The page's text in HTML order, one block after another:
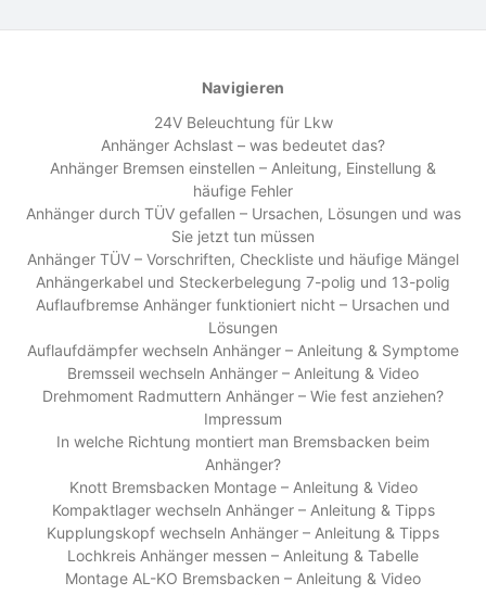
Navigieren
24V Beleuchtung für Lkw
Anhänger Achslast – was bedeutet das?
Anhänger Bremsen einstellen – Anleitung, Einstellung &
häufige Fehler
Anhänger durch TÜV gefallen – Ursachen, Lösungen und was
Sie jetzt tun müssen
Anhänger TÜV – Vorschriften, Checkliste und häufige Mängel
Anhängerkabel und Steckerbelegung 7-polig und 13-polig
Auflaufbremse Anhänger funktioniert nicht – Ursachen und
Lösungen
Auflaufdämpfer wechseln Anhänger – Anleitung & Symptome
Bremsseil wechseln Anhänger – Anleitung & Video
Drehmoment Radmuttern Anhänger – Wie fest anziehen?
Impressum
In welche Richtung montiert man Bremsbacken beim
Anhänger?
Knott Bremsbacken Montage – Anleitung & Video
Kompaktlager wechseln Anhänger – Anleitung & Tipps
Kupplungskopf wechseln Anhänger – Anleitung & Tipps
Lochkreis Anhänger messen – Anleitung & Tabelle
Montage AL-KO Bremsbacken – Anleitung & Video